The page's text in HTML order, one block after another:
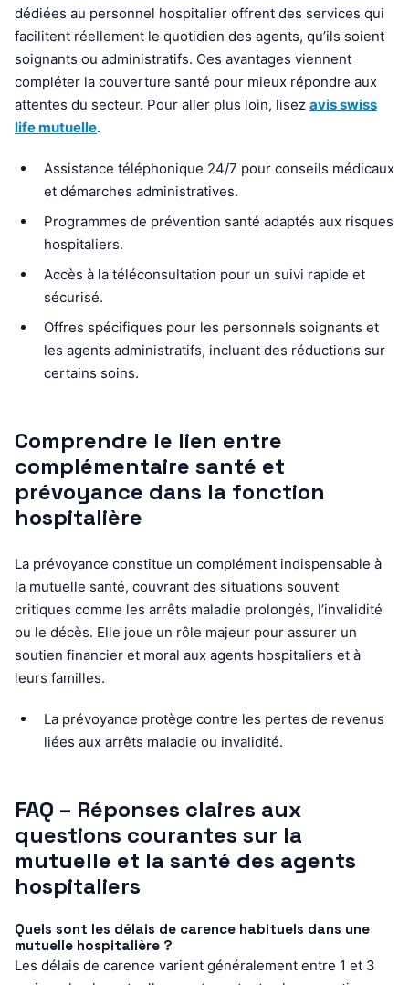
dédiées au personnel hospitalier offrent des services qui
facilitent réellement le quotidien des agents, qu’ils soient
soignants ou administratifs. Ces avantages viennent
compléter la couverture santé pour mieux répondre aux
attentes du secteur. Pour aller plus loin, lisez avis swiss
life mutuelle.
Assistance téléphonique 24/7 pour conseils médicaux
et démarches administratives.
Programmes de prévention santé adaptés aux risques
hospitaliers.
Accès à la téléconsultation pour un suivi rapide et
sécurisé.
Offres spécifiques pour les personnels soignants et
les agents administratifs, incluant des réductions sur
certains soins.
Comprendre le lien entre
complémentaire santé et
prévoyance dans la fonction
hospitalière
La prévoyance constitue un complément indispensable à
la mutuelle santé, couvrant des situations souvent
critiques comme les arrêts maladie prolongés, l’invalidité
ou le décès. Elle joue un rôle majeur pour assurer un
soutien financier et moral aux agents hospitaliers et à
leurs familles.
La prévoyance protège contre les pertes de revenus
liées aux arrêts maladie ou invalidité.
FAQ – Réponses claires aux
questions courantes sur la
mutuelle et la santé des agents
hospitaliers
Quels sont les délais de carence habituels dans une
mutuelle hospitalière ?
Les délais de carence varient généralement entre 1 et 3